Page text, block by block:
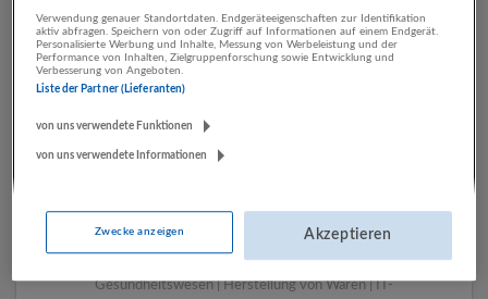
Bergheim bei Salzburg
Bau | Beherbergung und Gastronomie | Einzelhandel |
Energieversorgung | Finanz- und Versicherungsleistungen |
Gesundheitswesen | Herstellung von Waren | IT-
Verwendung genauer Standortdaten. Endgeräteeigenschaften zur Identifikation
aktiv abfragen. Speichern von oder Zugriff auf Informationen auf einem Endgerät.
Personalisierte Werbung und Inhalte, Messung von Werbeleistung und der
Performance von Inhalten, Zielgruppenforschung sowie Entwicklung und
Verbesserung von Angeboten.
Liste der Partner (Lieferanten)
von uns verwendete Funktionen
von uns verwendete Informationen
Zwecke anzeigen Akzeptieren